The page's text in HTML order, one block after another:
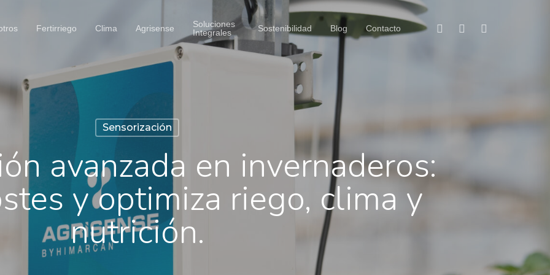
Fertirriego Clima Agrisense
Soluciones
Integrales
Sostenibilidad Blog Contacto FacebookLinkedinInstagram
Sensorización
avanzada en invernaderos:
y optimiza riego, clima y
nutrición.